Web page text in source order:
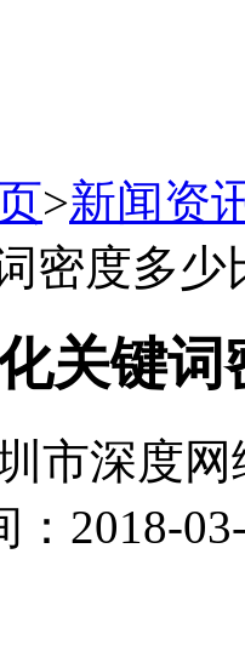
>新闻资
密度多少
关键
市深度
：2018-